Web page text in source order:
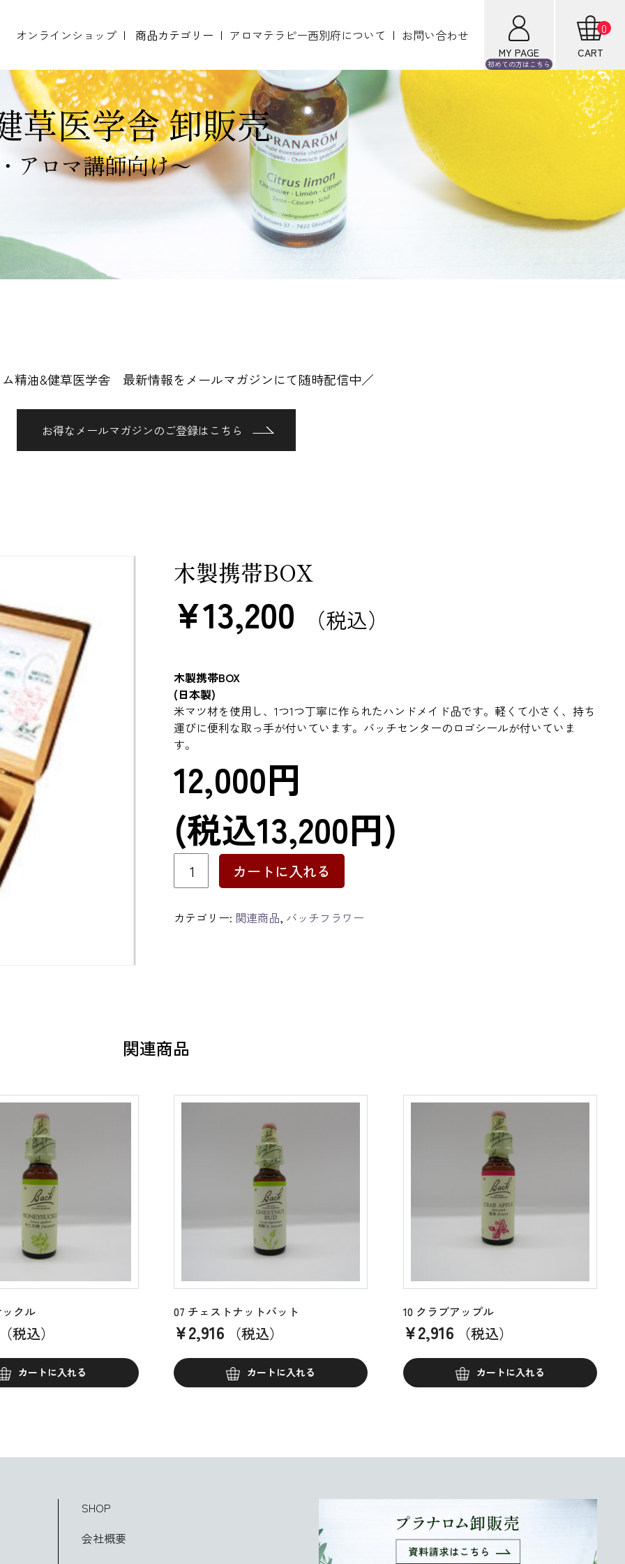
オンラインショップ 商品カテゴリー アロマテラピー西別府について お問い合わせ
初めての方は こちら
MY PAGE
0
CART
草医学舎 卸販売
アロマ講師向け～
精油&健草医学舎 最新情報をメールマガジンにて随時配信中／
お得なメールマガジンのご登録はこちら
木製携帯BOX
¥13,200 （税込）
木製携帯BOX
(日本製)
米マツ材を使用し、1つ1つ丁寧に作られたハンドメイド品です。軽くて小さく、持ち
運びに便利な取っ手が付いています。バッチセンターのロゴシールが付いていま
す。
12,000円
(税込13,200円)
帯
カートに入れる
カテゴリー: 関連商品, バッチフラワー
関連商品
クル
税込）
カートに入れる
07 チェストナットバット
¥2,916 （税込）
カートに入れる
10 クラブアップル
¥2,916 （税込）
カートに入れる
SHOP
会社概要